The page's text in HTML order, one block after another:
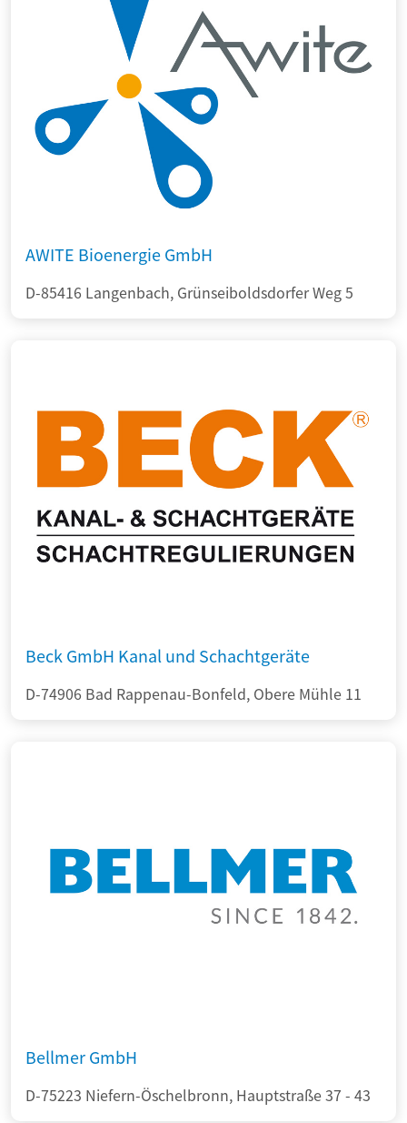
AWITE Bioenergie GmbH
D-85416 Langenbach, Grünseiboldsdorfer Weg 5
Beck GmbH Kanal und Schachtgeräte
D-74906 Bad Rappenau-Bonfeld, Obere Mühle 11
Bellmer GmbH
D-75223 Niefern-Öschelbronn, Hauptstraße 37 - 43